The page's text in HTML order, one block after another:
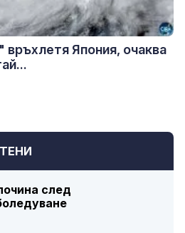
след
Япония, очаква